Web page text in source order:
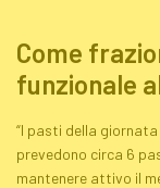
Come
funzionale
“I pasti della
prevedono circa 6
mantenere attivo il